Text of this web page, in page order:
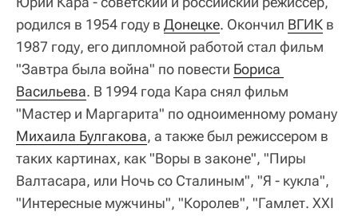
родился в 1954 году в Донецке. Окончил ВГИК в
1987 году, его дипломной работой стал фильм
"Завтра была война" по повести Бориса
Васильева. В 1994 года Кара снял фильм
"Мастер и Маргарита" по одноименному роману
Михаила Булгакова, а также был режиссером в
таких картинах, как "Воры в законе", "Пиры
Валтасара, или Ночь со Сталиным", "Я - кукла",
"Интересные мужчины", "Королев", "Гамлет. XXI